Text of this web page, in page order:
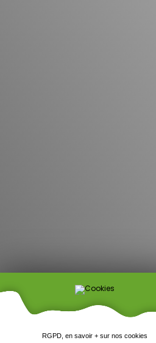
RGPD, en savoir + sur nos cookies